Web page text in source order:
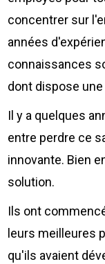
concentrer sur
années
connaissances
dont dispose
Il y a quelques
entre perdre ce
innovante. Bien
solution.
Ils ont
leurs meilleures
qu'ils avaient